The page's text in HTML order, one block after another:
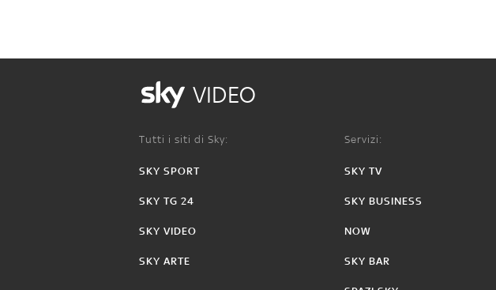
VIDEO
Tutti i siti di Sky:
SKY SPORT
SKY TG 24
SKY VIDEO
SKY ARTE
Servizi:
SKY TV
SKY BUSINESS
NOW
SKY BAR